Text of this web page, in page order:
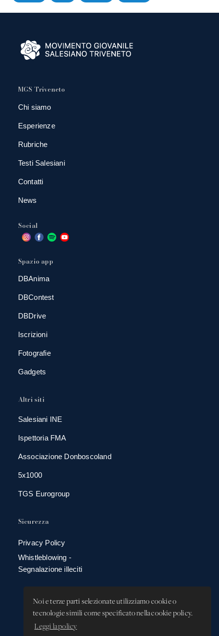
Noi e terze parti selezionate utilizziamo cookie o
tecnologie simili come specificato nella cookie policy.
Leggi la policy
MGS Triveneto
Chi siamo
Esperienze
Rubriche
Testi Salesiani
Contatti
News
Social
Spazio app
DBAnima
DBContest
DBDrive
Iscrizioni
Fotografie
Gadgets
Altri siti
Salesiani INE
Ispettoria FMA
Associazione Donboscoland
5x1000
TGS Eurogroup
Sicurezza
Privacy Policy
Whistleblowing -
Segnalazione illeciti